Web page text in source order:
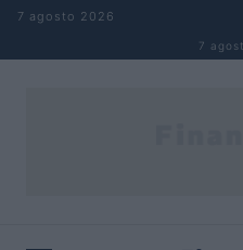
Saltar al contenido
7 agosto 2026
7